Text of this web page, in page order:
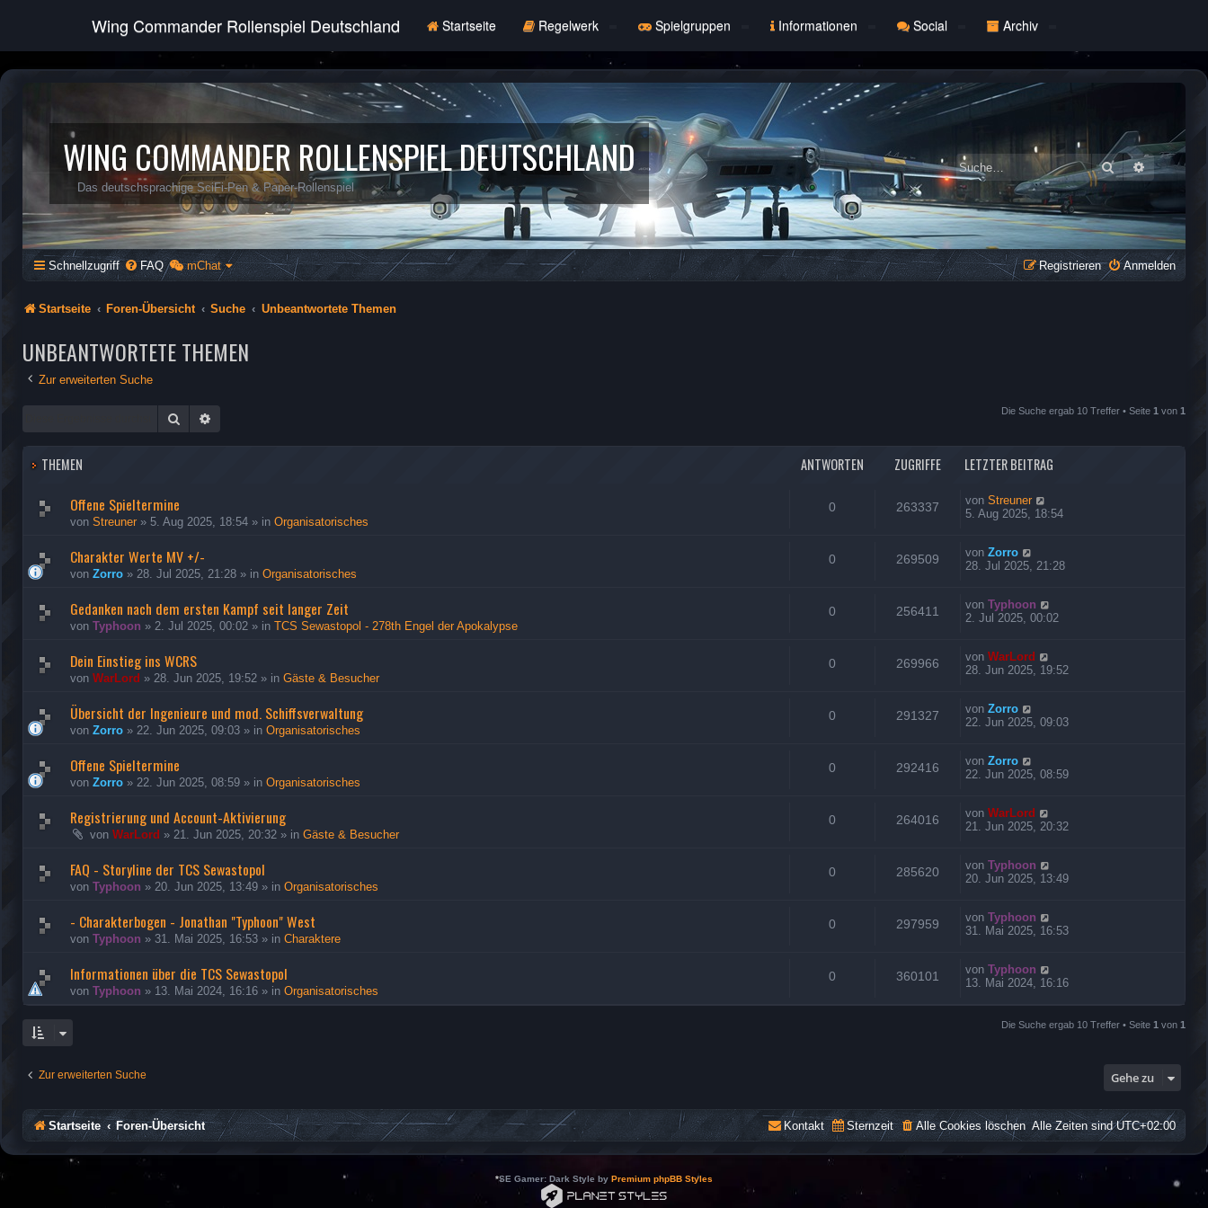
Wing Commander Rollenspiel Deutschland Startseite Regelwerk Spielgruppen Informationen Social Archiv
WING COMMANDER ROLLENSPIEL DEUTSCHLAND
Das deutschsprachige SciFi-Pen & Paper-Rollenspiel
Suche Erweiterte
Schnellzugriff FAQ mChat Anmelden
Registrieren
Startseite Foren-Übersicht Suche Unbeantwortete Themen
UNBEANTWORTETE THEMEN
Zur erweiterten Suche
Suche Die Suche ergab 10 Treffer • Seite 1 von 1
THEMEN ANTWORTEN ZUGRIFFE LETZTER BEITRAG
Offene Spieltermine
von Streuner » 5. Aug 2025, 18:54 » in Organisatorisches
0 263337 von Streuner
5. Aug 2025, 18:54
Charakter Werte MV +/-
von Zorro » 28. Jul 2025, 21:28 » in Organisatorisches
0 269509 von Zorro
28. Jul 2025, 21:28
Gedanken nach dem ersten Kampf seit langer Zeit
von Typhoon » 2. Jul 2025, 00:02 » in TCS Sewastopol - 278th Engel der Apokalypse
0 256411 von Typhoon
2. Jul 2025, 00:02
Dein Einstieg ins WCRS
von WarLord » 28. Jun 2025, 19:52 » in Gäste & Besucher
0 269966 von WarLord
28. Jun 2025, 19:52
Übersicht der Ingenieure und mod. Schiffsverwaltung
von Zorro » 22. Jun 2025, 09:03 » in Organisatorisches
0 291327 von Zorro
22. Jun 2025, 09:03
Offene Spieltermine
von Zorro » 22. Jun 2025, 08:59 » in Organisatorisches
0 292416 von Zorro
22. Jun 2025, 08:59
Registrierung und Account-Aktivierung
von WarLord » 21. Jun 2025, 20:32 » in Gäste & Besucher
0 264016 von WarLord
21. Jun 2025, 20:32
FAQ - Storyline der TCS Sewastopol
von Typhoon » 20. Jun 2025, 13:49 » in Organisatorisches
0 285620 von Typhoon
20. Jun 2025, 13:49
- Charakterbogen - Jonathan "Typhoon" West
von Typhoon » 31. Mai 2025, 16:53 » in Charaktere
0 297959 von Typhoon
31. Mai 2025, 16:53
Informationen über die TCS Sewastopol
von Typhoon » 13. Mai 2024, 16:16 » in Organisatorisches
0 360101 von Typhoon
13. Mai 2024, 16:16
Die Suche ergab 10 Treffer • Seite 1 von 1
Zur erweiterten Suche Gehe zu
Startseite Foren-Übersicht Alle Zeiten sindUTC+02:00
Alle Cookies löschen
Sternzeit
Kontakt
*SE Gamer: Dark Style by Premium phpBB Styles